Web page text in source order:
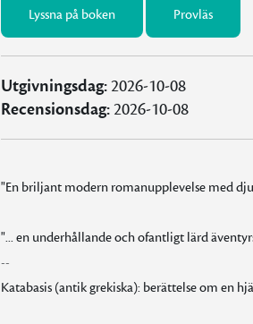
Lyssna på boken Provläs
Utgivningsdag:2026-10-08
Recensionsdag:2026-10-08
"En briljant modern romanupplevelse med
"... en underhållande och ofantligt lärd
--
Katabasis (antik grekiska): berättelse om en